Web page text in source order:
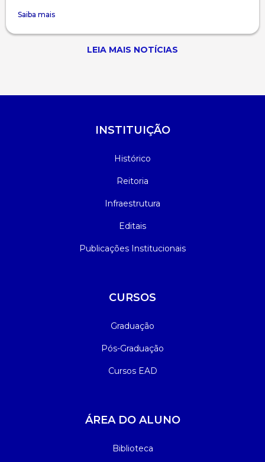
Saiba mais
LEIA MAIS NOTÍCIAS
INSTITUIÇÃO
Histórico
Reitoria
Infraestrutura
Editais
Publicações Institucionais
CURSOS
Graduação
Pós-Graduação
Cursos EAD
ÁREA DO ALUNO
Biblioteca